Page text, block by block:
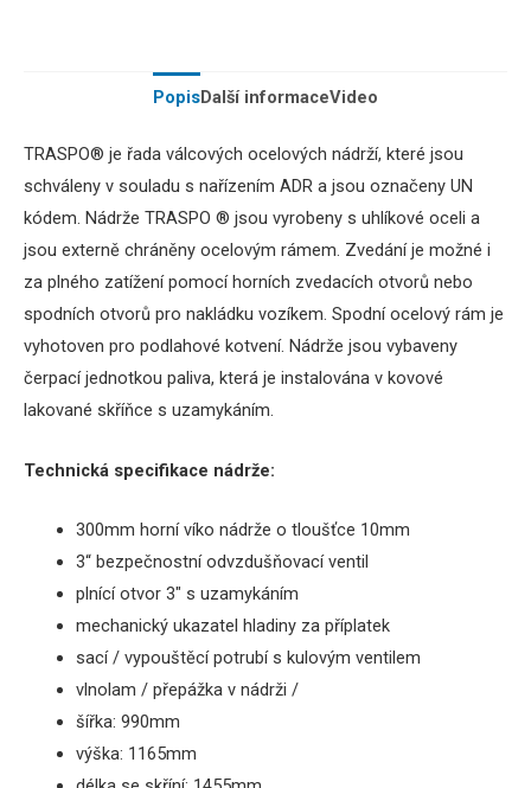
PopisDalší informaceVideo
TRASPO® je řada válcových ocelových nádrží, které jsou
schváleny v souladu s nařízením ADR a jsou označeny UN
kódem. Nádrže TRASPO ® jsou vyrobeny s uhlíkové oceli a
jsou externě chráněny ocelovým rámem. Zvedání je možné i
za plného zatížení pomocí horních zvedacích otvorů nebo
spodních otvorů pro nakládku vozíkem. Spodní ocelový rám je
vyhotoven pro podlahové kotvení. Nádrže jsou vybaveny
čerpací jednotkou paliva, která je instalována v kovové
lakované skříňce s uzamykáním.
Technická specifikace nádrže:
300mm horní víko nádrže o tloušťce 10mm
3“ bezpečnostní odvzdušňovací ventil
plnící otvor 3″ s uzamykáním
mechanický ukazatel hladinyza příplatek
sací / vypouštěcí potrubí s kulovým ventilem
vlnolam / přepážka v nádrži /
šířka: 990mm
výška: 1165mm